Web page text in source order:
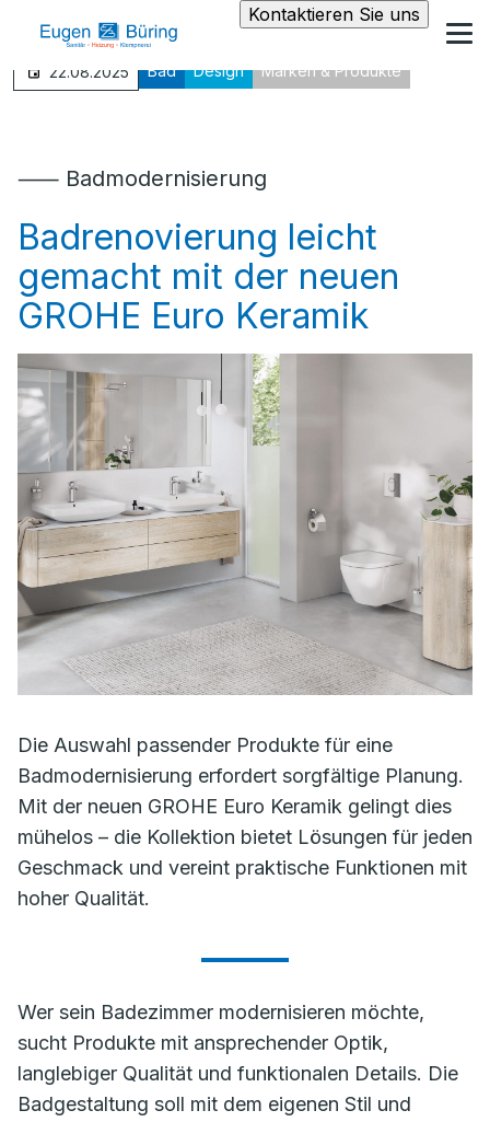
Kontaktieren Sie uns
22.08.2025 Bad Design Marken & Produkte
⸺ Badmodernisierung
Badrenovierung leicht
gemacht mit der neuen
GROHE Euro Keramik
Die Auswahl passender Produkte für eine
Badmodernisierung erfordert sorgfältige Planung.
Mit der neuen GROHE Euro Keramik gelingt dies
mühelos – die Kollektion bietet Lösungen für jeden
Geschmack und vereint praktische Funktionen mit
hoher Qualität.
Wer sein Badezimmer modernisieren möchte,
sucht Produkte mit ansprechender Optik,
langlebiger Qualität und funktionalen Details. Die
Badgestaltung soll mit dem eigenen Stil und